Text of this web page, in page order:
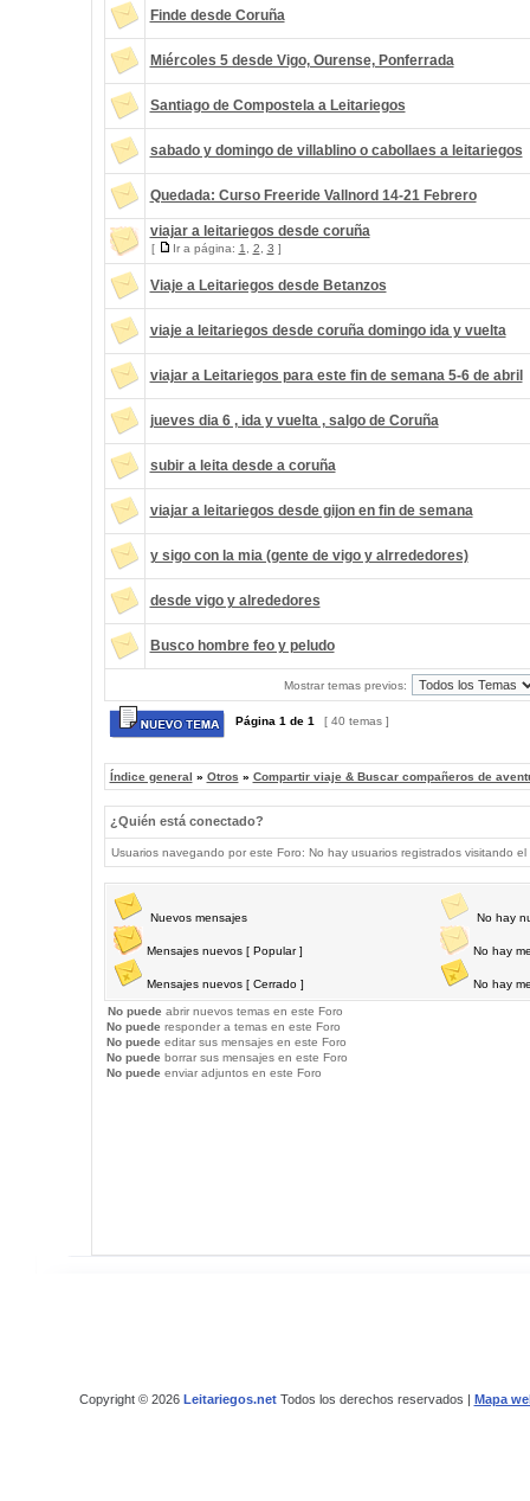
Finde desde Coruña
Miércoles 5 desde Vigo, Ourense, Ponferrada
Santiago de Compostela a Leitariegos
sabado y domingo de villablino o cabollaes a leitariegos
Quedada: Curso Freeride Vallnord 14-21 Febrero
viajar a leitariegos desde coruña
[ Ir a página: 1 2 3 ]
Viaje a Leitariegos desde Betanzos
viaje a leitariegos desde coruña domingo ida y vuelta
viajar a Leitariegos para este fin de semana 5-6 de abril
jueves dia 6 , ida y vuelta , salgo de Coruña
subir a leita desde a coruña
viajar a leitariegos desde gijon en fin de semana
y sigo con la mia (gente de vigo y alrrededores)
desde vigo y alrededores
Busco hombre feo y peludo
Mostrar temas previos:
Página 1 de 1 [ 40 temas ]
Índice general » Otros » Compartir viaje & Buscar compañeros de
¿Quién está conectado?
Usuarios navegando por este Foro: No hay usuarios registrados visitando
Nuevos mensajes
Mensajes nuevos [ Popular ]
Mensajes nuevos [ Cerrado ]
No hay
No hay
No hay
No puede abrir nuevos temas en este Foro
No puede responder a temas en este Foro
No puede editar sus mensajes en este Foro
No puede borrar sus mensajes en este Foro
No puede enviar adjuntos en este Foro
Copyright © 2026 Leitariegos.netTodos los derechos reservados | Mapa